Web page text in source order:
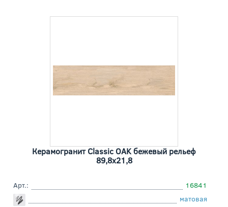
Керамогранит Classic OAK бежевый рельеф
89,8x21,8
Арт.:
16841
матовая